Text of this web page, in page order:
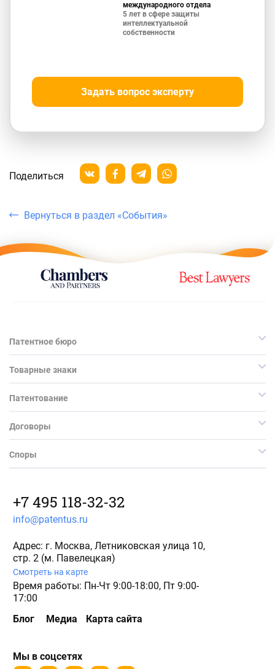
международного отдела
5 лет в сфере защиты
интеллектуальной
собственности
Задать вопрос эксперту
Поделиться
Вернуться в раздел «События»
Патентное бюро
Товарные знаки
Патентование
Договоры
Споры
+7 495 118-32-32
info@patentus.ru
Адрес: г. Москва, Летниковская улица 10,
стр. 2 (м. Павелецкая)
Смотреть на карте
Время работы: Пн-Чт 9:00-18:00, Пт 9:00-
17:00
Блог
Медиа Карта сайта
Мы в соцсетях